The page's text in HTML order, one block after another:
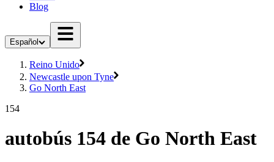
Blog
Español
Reino Unido
Newcastle upon Tyne
Go North East
154
autobús 154 de Go North East